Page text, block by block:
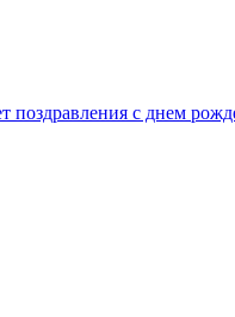
поздравления с днем